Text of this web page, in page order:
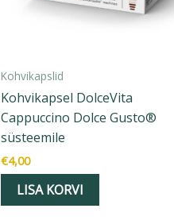
Kohvikapslid
Kohvikapsel DolceVita
Cappuccino Dolce Gusto®
süsteemile
€4,00
LISA KORVI